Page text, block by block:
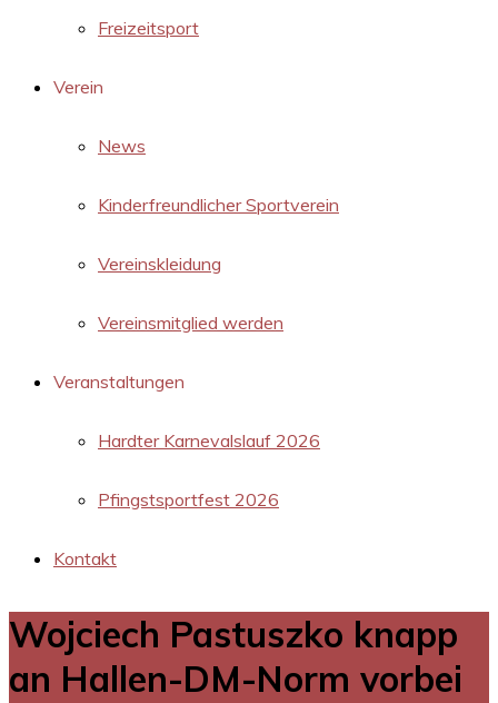
Freizeitsport
Verein
News
Kinderfreundlicher Sportverein
Vereinskleidung
Vereinsmitglied werden
Veranstaltungen
Hardter Karnevalslauf 2026
Pfingstsportfest 2026
Kontakt
Wojciech Pastuszko knapp
an Hallen-DM-Norm vorbei